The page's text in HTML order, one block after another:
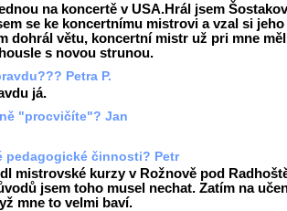
na koncertě v USA.Hrál jsem
se ke koncertnímu mistrovi a vzal si jeho
dohrál větu, koncertní mistr už pri mne měl
s novou strunou.
Petra P.
já.
"procvičíte"? Jan
pedagogické činnosti? Petr
mistrovské kurzy v Rožnově pod
jsem toho musel nechat. Zatím na
mne to velmi baví.